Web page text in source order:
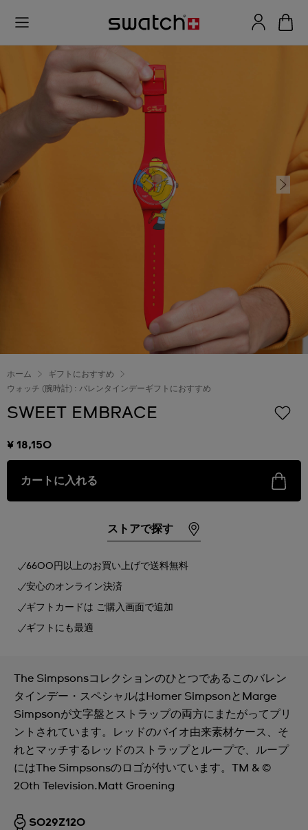
ホーム
ギフトにおすすめ
ウォッチ (腕時計) : バレンタインデーギフトにおすすめ
SWEET EMBRACE
¥ 18,150
カートに入れる
ストアで探す
6600円以上のお買い上げで送料無料
安心のオンライン決済
ギフトカードは ご購入画面で追加
ギフトにも最適
The Simpsonsコレクションのひとつであるこのバレン
タインデー・スペシャルはHomer SimpsonとMarge
Simpsonが文字盤とストラップの両方にまたがってプリ
ントされています。レッドのバイオ由来素材ケース、そ
れとマッチするレッドのストラップとループで、ループ
にはThe Simpsonsのロゴが付いています。TM & ©
20th Television.Matt Groening
SO29Z120